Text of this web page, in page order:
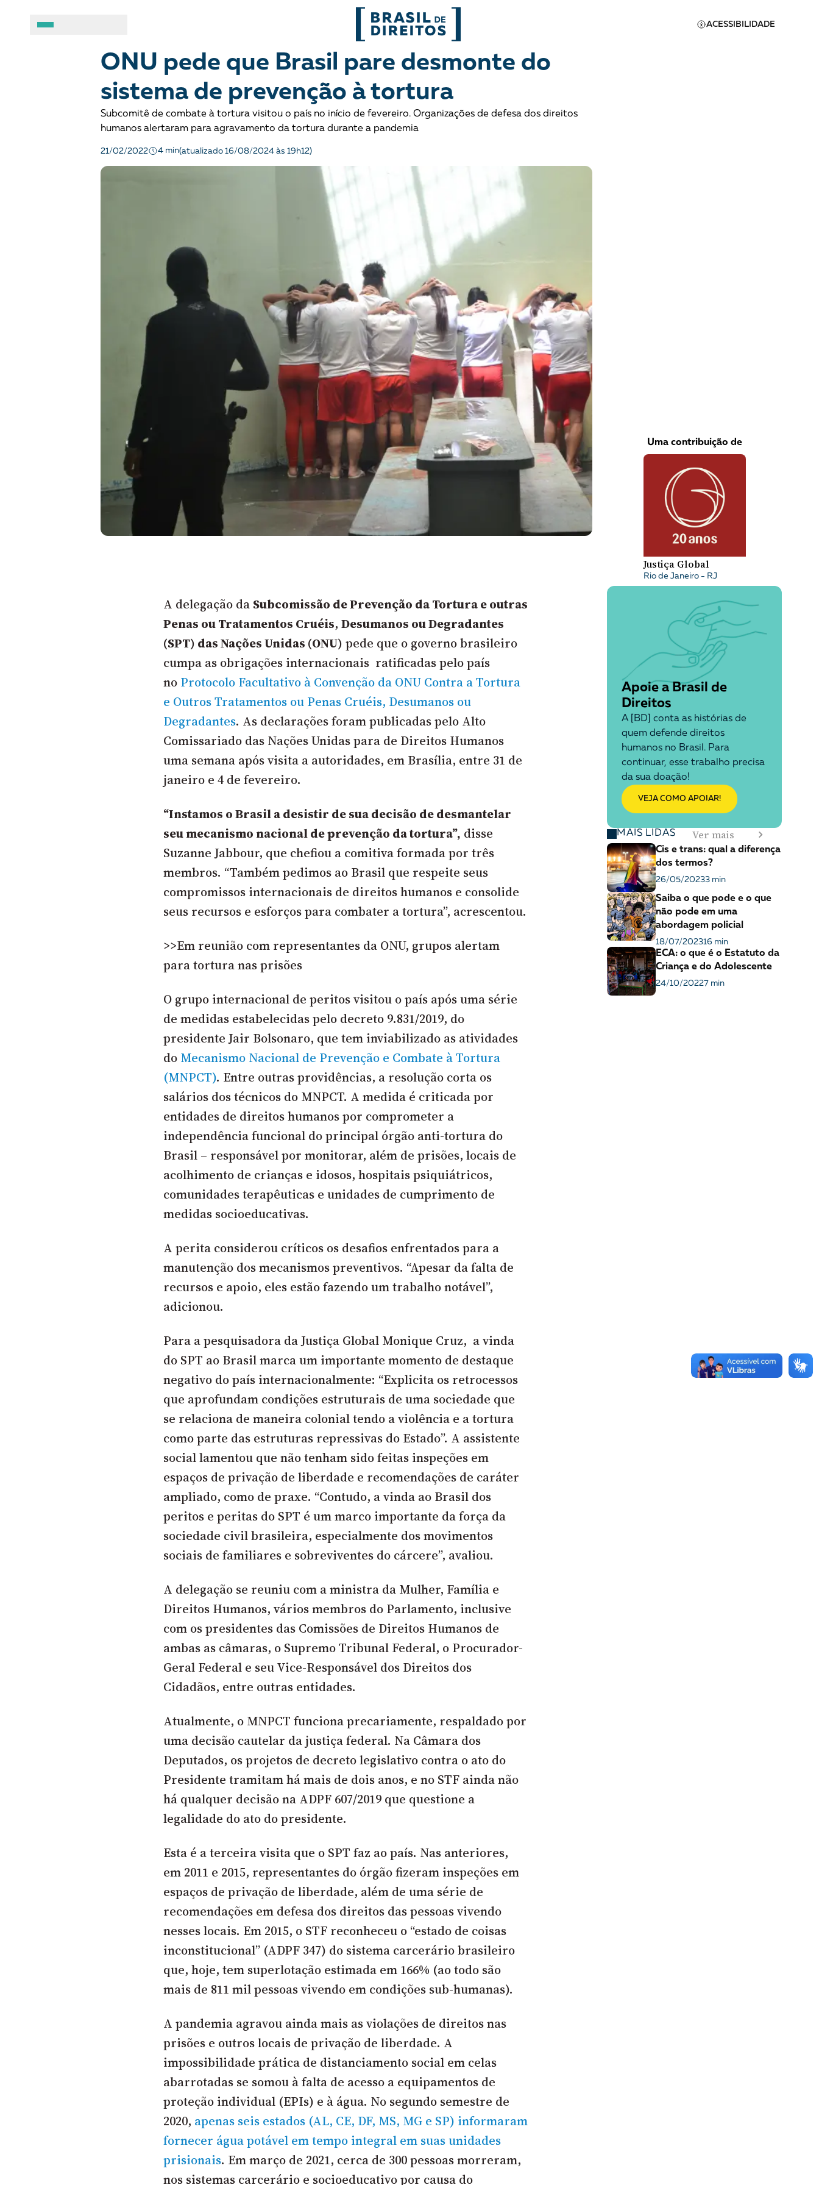
ACESSIBILIDADE
Fale conosco
Manual geral de conduta
Combate ao racismo
Crianças e adolescentes
Democracia e Justiça
LGBTQIA+
Liberdade de expressão
Migrações
Mobilização e articulação
Políticas Públicas
Tráfico de pessoas e trabalho escravo
Opinião
ONU pede que Brasil pare desmonte do
sistema de prevenção à tortura
Subcomitê de combate à tortura visitou o país no início de fevereiro. Organizações de defesa dos direitos
humanos alertaram para agravamento da tortura durante a pandemia
21/02/2022 4 min(atualizado 16/08/2024 às 19h12)
A delegação da Subcomissão de Prevenção da Tortura e outras
Penas ou Tratamentos Cruéis,Desumanos ou Degradantes
(SPT) das Nações Unidas (ONU) pede que o governo brasileiro
cumpa as obrigações internacionais ratificadas pelo país
no Protocolo Facultativo à Convenção da ONU Contra a Tortura
e Outros Tratamentos ou Penas Cruéis, Desumanos ou
Degradantes. As declarações foram publicadas pelo Alto
Comissariado das Nações Unidas para de Direitos Humanos
uma semana após visita a autoridades, em Brasília, entre 31 de
janeiro e 4 de fevereiro.
“Instamos o Brasil a desistir de sua decisão de desmantelar
seu mecanismo nacional de prevenção da tortura”, disse
Suzanne Jabbour, que chefiou a comitiva formada por três
membros. “Também pedimos ao Brasil que respeite seus
compromissos internacionais de direitos humanos e consolide
seus recursos e esforços para combater a tortura”, acrescentou.
>>Em reunião com representantes da ONU, grupos alertam
para tortura nas prisões
O grupo internacional de peritos visitou o país após uma série
de medidas estabelecidas pelo decreto 9.831/2019, do
presidente Jair Bolsonaro, que tem inviabilizado as atividades
do Mecanismo Nacional de Prevenção e Combate à Tortura
(MNPCT). Entre outras providências, a resolução corta os
salários dos técnicos do MNPCT. A medida é criticada por
entidades de direitos humanos por comprometer a
independência funcional do principal órgão anti-tortura do
Brasil – responsável por monitorar, além de prisões, locais de
acolhimento de crianças e idosos, hospitais psiquiátricos,
comunidades terapêuticas e unidades de cumprimento de
medidas socioeducativas.
A perita considerou críticos os desafios enfrentados para a
manutenção dos mecanismos preventivos. “Apesar da falta de
recursos e apoio, eles estão fazendo um trabalho notável”,
adicionou.
Para a pesquisadora da Justiça Global Monique Cruz, a vinda
do SPT ao Brasil marca um importante momento de destaque
negativo do país internacionalmente: “Explicita os retrocessos
que aprofundam condições estruturais de uma sociedade que
se relaciona de maneira colonial tendo a violência e a tortura
como parte das estruturas repressivas do Estado”. A assistente
social lamentou que não tenham sido feitas inspeções em
espaços de privação de liberdade e recomendações de caráter
ampliado, como de praxe. “Contudo, a vinda ao Brasil dos
peritos e peritas do SPT é um marco importante da força da
sociedade civil brasileira, especialmente dos movimentos
sociais de familiares e sobreviventes do cárcere”, avaliou.
A delegação se reuniu com a ministra da Mulher, Família e
Direitos Humanos, vários membros do Parlamento, inclusive
com os presidentes das Comissões de Direitos Humanos de
ambas as câmaras, o Supremo Tribunal Federal, o Procurador-
Geral Federal e seu Vice-Responsável dos Direitos dos
Cidadãos, entre outras entidades.
Atualmente, o MNPCT funciona precariamente, respaldado por
uma decisão cautelar da justiça federal. Na Câmara dos
Deputados, os projetos de decreto legislativo contra o ato do
Presidente tramitam há mais de dois anos, e no STF ainda não
há qualquer decisão na ADPF 607/2019 que questione a
legalidade do ato do presidente.
Esta é a terceira visita que o SPT faz ao país. Nas anteriores,
em 2011 e 2015, representantes do órgão fizeram inspeções em
espaços de privação de liberdade, além de uma série de
recomendações em defesa dos direitos das pessoas vivendo
nesses locais. Em 2015, o STF reconheceu o “estado de coisas
inconstitucional” (ADPF 347) do sistema carcerário brasileiro
que, hoje, tem superlotação estimada em 166% (ao todo são
mais de 811 mil pessoas vivendo em condições sub-humanas).
A pandemia agravou ainda mais as violações de direitos nas
prisões e outros locais de privação de liberdade. A
impossibilidade prática de distanciamento social em celas
abarrotadas se somou à falta de acesso a equipamentos de
proteção individual (EPIs) e à água. No segundo semestre de
2020, apenas seis estados (AL, CE, DF, MS, MG e SP) informaram
fornecer água potável em tempo integral em suas unidades
prisionais. Em março de 2021, cerca de 300 pessoas morreram,
nos sistemas carcerário e socioeducativo por causa do
Uma contribuição de
Justiça Global
Rio de Janeiro - RJ
Apoie a Brasil de
Direitos
A [BD] conta as histórias de
quem defende direitos
humanos no Brasil. Para
continuar, esse trabalho precisa
da sua doação!
VEJA COMO APOIAR!
MAIS LIDAS Ver mais
Cis e trans: qual a diferença
dos termos?
26/05/20233 min
Saiba o que pode e o que
não pode em uma
abordagem policial
18/07/202316 min
ECA: o que é o Estatuto da
Criança e do Adolescente
24/10/20227 min